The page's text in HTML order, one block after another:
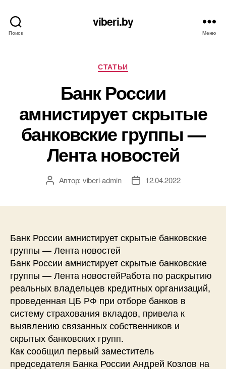
Поиск
viberi.by
Меню
Рубрики
СТАТЬИ
Банк России
амнистирует скрытые
банковские группы —
Лента новостей
АвторАвтор: viberi-admin
Дата12.04.2022
Банк России амнистирует скрытые банковские
группы — Лента новостей
Банк России амнистирует скрытые банковские
группы — Лента новостейРабота по раскрытию
реальных владельцев кредитных организаций,
проведенная ЦБ РФ при отборе банков в
систему страхования вкладов, привела к
выявлению связанных собственников и
скрытых банковских групп.
Как сообщил первый заместитель
председателя Банка России Андрей Козлов на